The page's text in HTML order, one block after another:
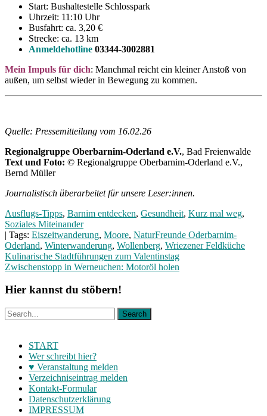
Start: Bushaltestelle Schlosspark
Uhrzeit: 11:10 Uhr
Busfahrt: ca. 3,20 €
Strecke: ca. 13 km
Anmeldehotline 03344-3002881
Mein Impuls für dich: Manchmal reicht ein kleiner Anstoß von
außen, um selbst wieder in Bewegung zu kommen.
Quelle: Pressemitteilung vom 16.02.26
Regionalgruppe Oberbarnim-Oderland e.V., Bad Freienwalde
Text und Foto: © Regionalgruppe Oberbarnim-Oderland e.V.,
Bernd Müller
Journalistisch überarbeitet für unsere Leser:innen.
Ausflugs-Tipps, Barnim entdecken, Gesundheit, Kurz mal weg,
Soziales Miteinander
| Tags: Eiszeitwanderung, Moore, NaturFreunde Oderbarnim-
Oderland, Winterwanderung, Wollenberg, Wriezener Feldküche
Beitragsnavigation
Kulinarische Stadtführungen zum Valentinstag
Zwischenstopp in Werneuchen: Motoröl holen
Hier kannst du stöbern!
START
Wer schreibt hier?
♥ Veranstaltung melden
Verzeichniseintrag melden
Kontakt-Formular
Datenschutzerklärung
IMPRESSUM